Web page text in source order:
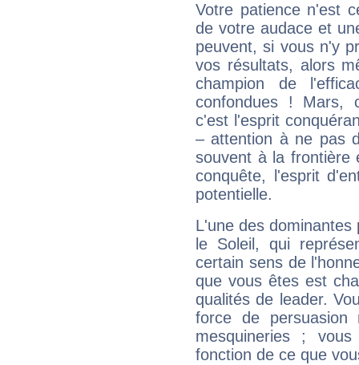
Votre patience n'est
de votre audace et
peuvent, si vous n'y
vos résultats, alors
champion de
confondues ! Mars,
c'est l'esprit
– attention à ne pas
souvent à la frontière
conquête, l'esprit
potentielle.
L'une des
le Soleil, qui
certain sens de
que vous êtes est
qualités de leader.
force de
mesquineries ;
fonction de ce que